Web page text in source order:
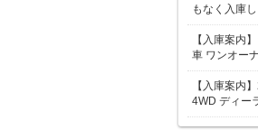
もなく入庫し
【入庫案内
車 ワンオー
【入庫案内
4WD ディー